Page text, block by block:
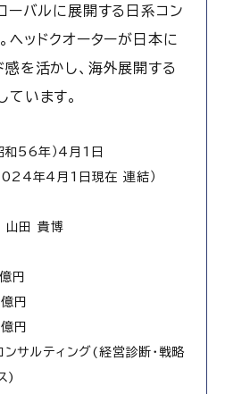
ーバルに展開する日系コン
ヘッドクオーターが日本に
を活かし、海外展開する
います。
和56年）4月1日
年4月1日現在 連結）
山田 貴博
円
円
円
ンサルティング(経営診断・戦略
)